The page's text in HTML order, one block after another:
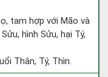
tam hợp với Mão và
hình Sửu, hại Tý,
Thân, Tý, Thìn.